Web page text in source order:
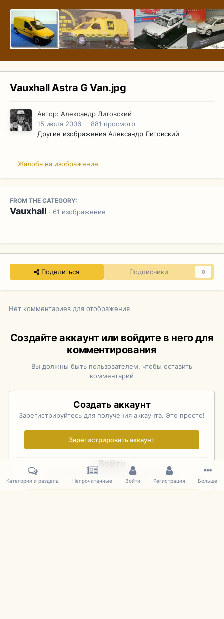
Vauxhall Astra G Van.jpg
Автор: Александр Литовский
15 июля 2006
881 просмотр
Другие изображения Александр Литовский
Жалоба на изображение
FROM THE CATEGORY:
Vauxhall · 61 изображение
Поделиться Подписчики 0
Нет комментариев для отображения
Создайте аккаунт или войдите в него для
комментирования
Вы должны быть пользователем, чтобы оставить
комментарий
Создать аккаунт
Зарегистрируйтесь для получения аккаунта. Это просто!
Зарегистрировать аккаунт
Войти
Уже зарегистрированы? Войдите здесь.
Категории и разделы Непрочитанные Войти Регистрация Больше